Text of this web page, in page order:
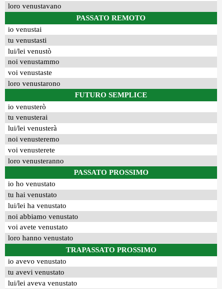
loro venustavano
PASSATO REMOTO
io venustai
tu venustasti
lui/lei venustò
noi venustammo
voi venustaste
loro venustarono
FUTURO SEMPLICE
io venusterò
tu venusterai
lui/lei venusterà
noi venusteremo
voi venusterete
loro venusteranno
PASSATO PROSSIMO
io ho venustato
tu hai venustato
lui/lei ha venustato
noi abbiamo venustato
voi avete venustato
loro hanno venustato
TRAPASSATO PROSSIMO
io avevo venustato
tu avevi venustato
lui/lei aveva venustato